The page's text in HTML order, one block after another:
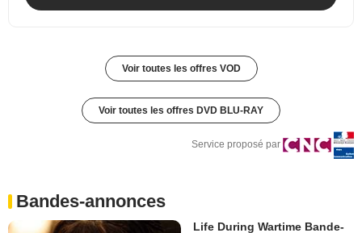
Voir toutes les offres VOD
Voir toutes les offres DVD BLU-RAY
Service proposé par
Bandes-annonces
Life During Wartime Bande-